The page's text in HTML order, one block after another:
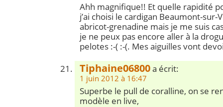
Ahh magnifique!! Et quelle rapidité
j’ai choisi le cardigan Beaumont-sur-
abricot-grenadine mais je me suis
je ne peux pas encore aller à la
pelotes :-( :-(. Mes aiguilles vont
Tiphaine06800a écrit:
1 juin 2012 à 16:47
Superbe le pull de coralline, on se
modèle en live,